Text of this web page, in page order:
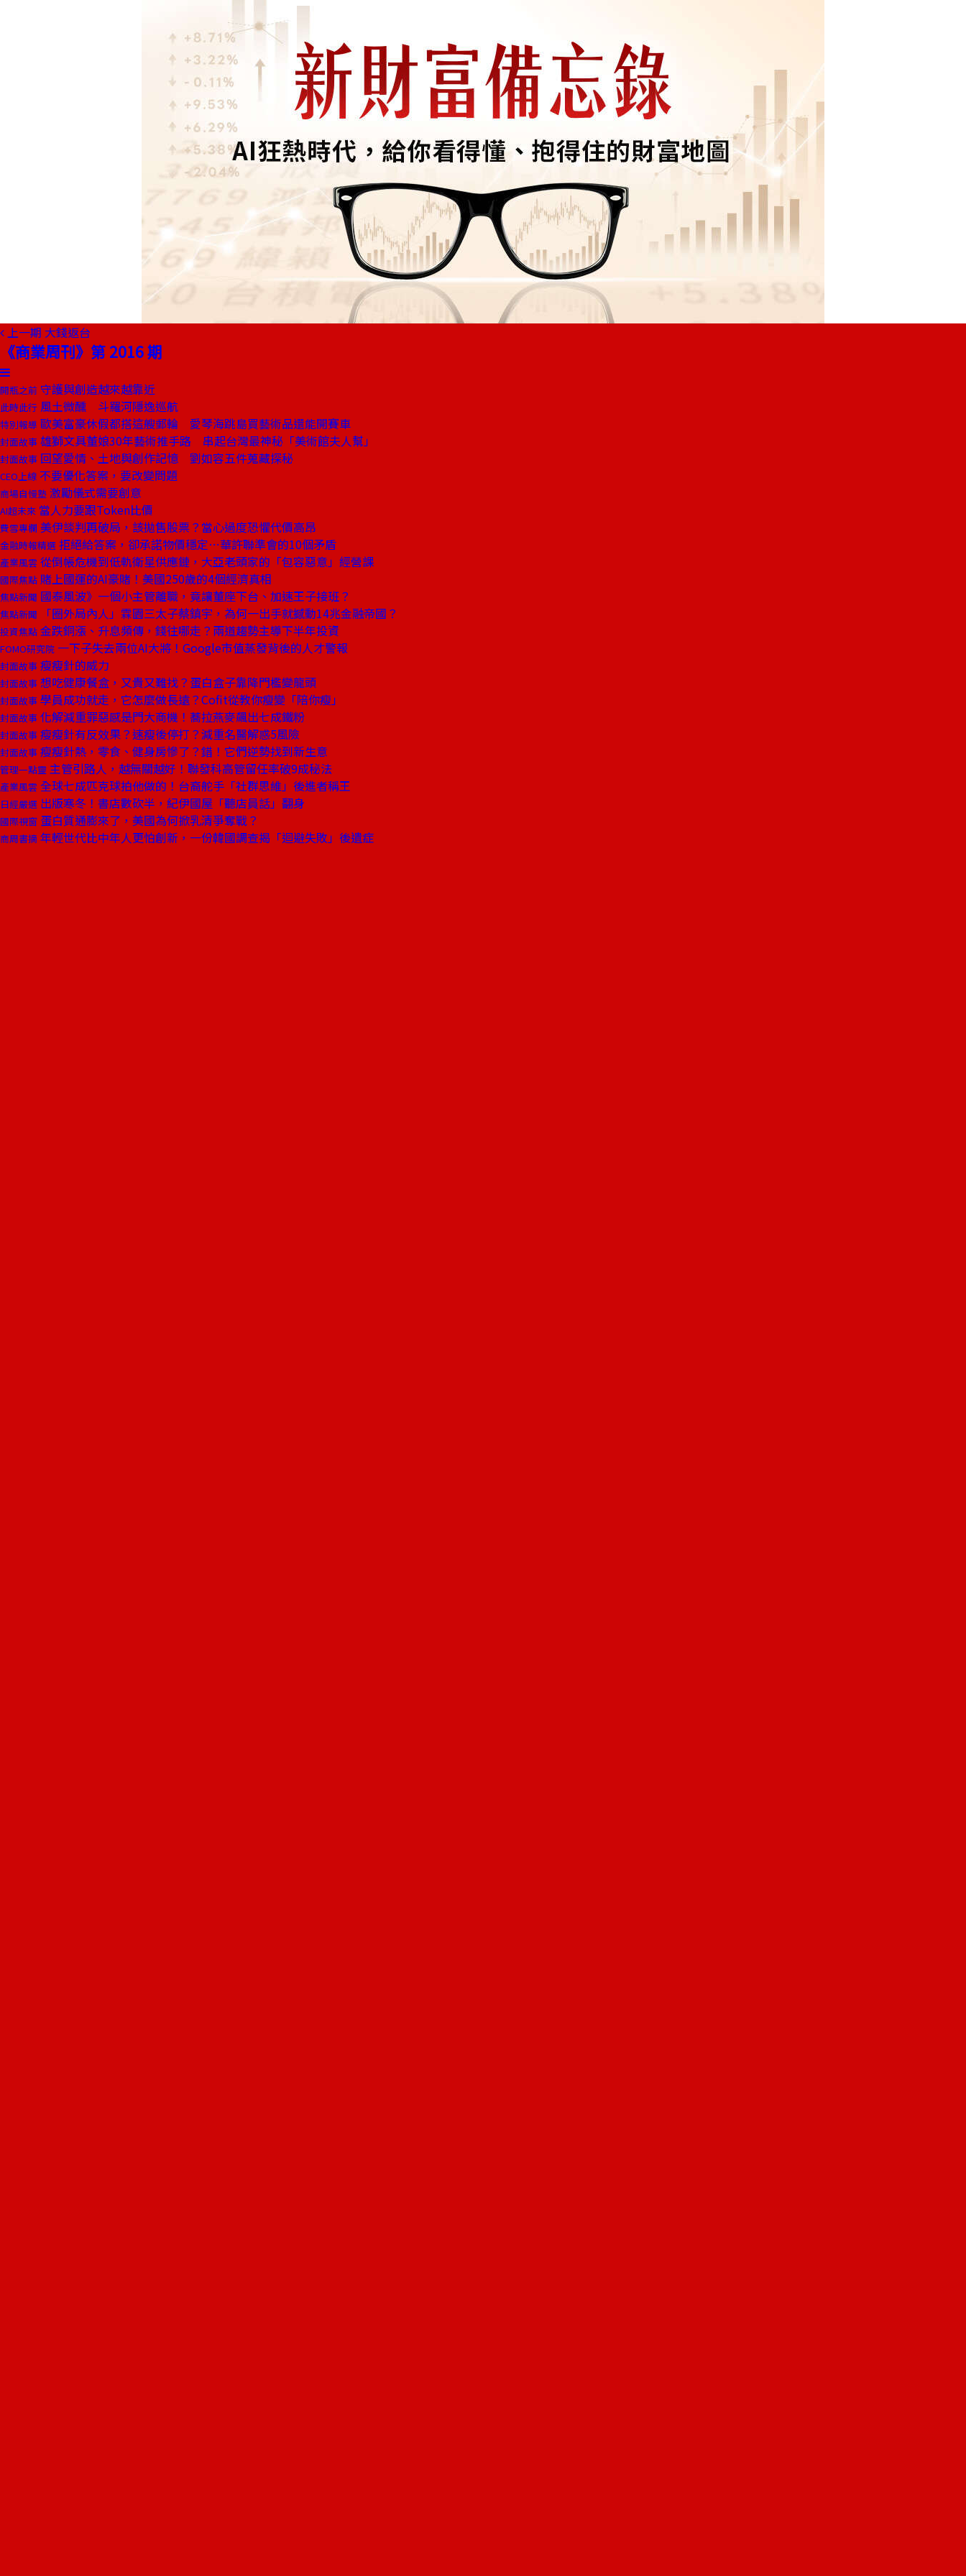
上一期 大錢返台
《商業周刊》第 2016 期
開瓶之前 守護與創造越來越靠近
此時此行 風土微醺 斗羅河隱逸巡航
特別報導 歐美富豪休假都搭這艘郵輪 愛琴海跳島買藝術品還能開賽車
封面故事 雄獅文具董娘30年藝術推手路 串起台灣最神秘「美術館夫人幫」
封面故事 回望愛情、土地與創作記憶 劉如容五件蒐藏探秘
CEO上線 不要優化答案，要改變問題
商場自慢塾 激勵儀式需要創意
AI超未來 當人力要跟Token比價
費雪專欄 美伊談判再破局，該拋售股票？當心過度恐懼代價高昂
金融時報精選 拒絕給答案，卻承諾物價穩定⋯華許聯準會的10個矛盾
產業風雲 從倒帳危機到低軌衛星供應鏈，大亞老頭家的「包容惡意」經營課
國際焦點 賭上國運的AI豪賭！美國250歲的4個經濟真相
焦點新聞 國泰風波》一個小主管離職，竟讓董座下台、加速王子接班？
焦點新聞 「圈外局內人」霖園三太子蔡鎮宇，為何一出手就撼動14兆金融帝國？
投資焦點 金跌銅漲、升息頻傳，錢往哪走？兩道趨勢主導下半年投資
FOMO研究院 一下子失去兩位AI大將！Google市值蒸發背後的人才警報
封面故事 瘦瘦針的威力
封面故事 想吃健康餐盒，又貴又難找？蛋白盒子靠降門檻變龍頭
封面故事 學員成功就走，它怎麼做長遠？Cofit從教你瘦變「陪你瘦」
封面故事 化解減重罪惡感是門大商機！蕎拉燕麥飆出七成鐵粉
封面故事 瘦瘦針有反效果？速瘦後停打？減重名醫解惑5風險
封面故事 瘦瘦針熱，零食、健身房慘了？錯！它們逆勢找到新生意
管理一點靈 主管引路人，越無關越好！聯發科高管留任率破9成秘法
產業風雲 全球七成匹克球拍他做的！台裔舵手「社群思維」後進者稱王
日經嚴選 出版寒冬！書店數砍半，紀伊國屋「聽店員話」翻身
國際視窗 蛋白質通膨來了，美國為何掀乳清爭奪戰？
商周書摘 年輕世代比中年人更怕創新，一份韓國調查揭「迴避失敗」後遺症